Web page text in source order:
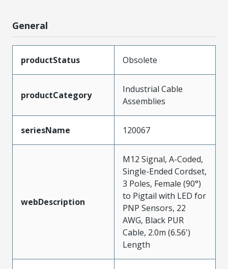
General
productStatus Obsolete
productCategory
Industrial Cable
Assemblies
seriesName 120067
webDescription
M12 Signal, A-Coded,
Single-Ended Cordset,
3 Poles, Female (90°)
to Pigtail with LED for
PNP Sensors, 22
AWG, Black PUR
Cable, 2.0m (6.56')
Length